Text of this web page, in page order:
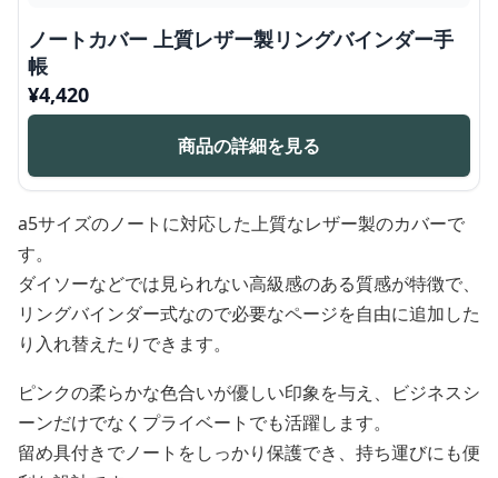
ノートカバー 上質レザー製リングバインダー手
帳
¥4,420
商品の詳細を見る
a5サイズのノートに対応した上質なレザー製のカバーで
す。
ダイソーなどでは見られない高級感のある質感が特徴で、
リングバインダー式なので必要なページを自由に追加した
り入れ替えたりできます。
ピンクの柔らかな色合いが優しい印象を与え、ビジネスシ
ーンだけでなくプライベートでも活躍します。
留め具付きでノートをしっかり保護でき、持ち運びにも便